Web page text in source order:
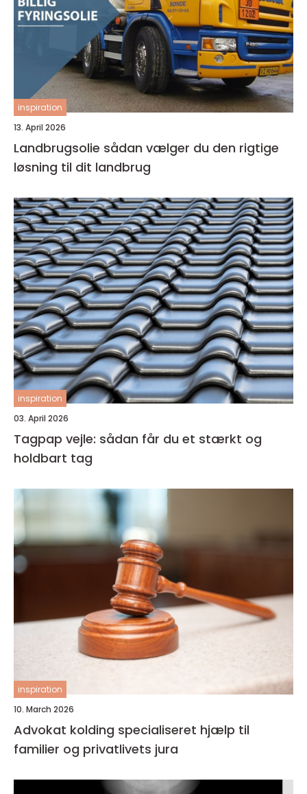
inspiration
13. April 2026
Landbrugsolie sådan vælger du den rigtige
løsning til dit landbrug
inspiration
03. April 2026
Tagpap vejle: sådan får du et stærkt og
holdbart tag
inspiration
10. March 2026
Advokat kolding specialiseret hjælp til
familier og privatlivets jura